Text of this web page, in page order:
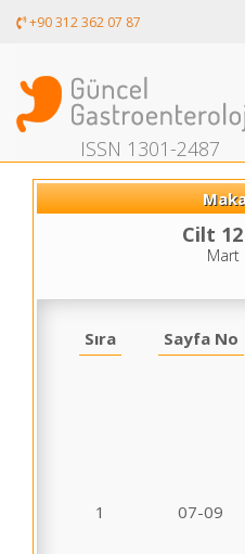
+90 312 362 07 87
ISSN 1301-2487
Cilt 12
Mart
Sıra Sayfa No
1 07-09